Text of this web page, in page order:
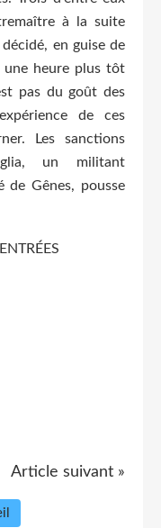
à la suite
en guise de
heure plus tôt
pas du goût des
de ces
Les sanctions
un militant
de Gênes, pousse
Article suivant »